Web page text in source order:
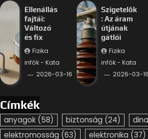
Ellenállás
fajtái:
Változó
és fix
Fizika
infók - Kata
2026-03-16
Szigetelők
: Az áram
útjának
gátlói
Fizika
infók - Kata
2026-03-16
Címkék
anyagok (58) biztonság (24)
elektromosság (63) elektronika (37)